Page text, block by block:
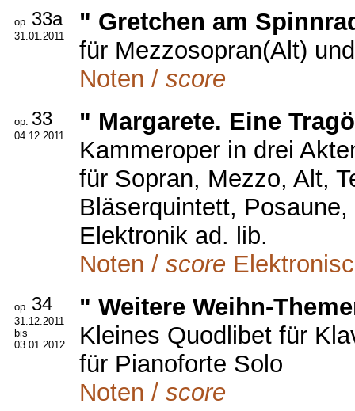
op. 33a
31.01.2011
" Gretchen am
für Mezzosopran(Alt)
Noten / score
op. 33
04.12.2011
" Margarete. Eine
Kammeroper in drei
für Sopran, Mezzo, Alt,
Bläserquintett,
Elektronik ad. lib.
Noten / score
op. 34
31.12.2011
bis
03.01.2012
" Weitere Weihn-
Kleines Quodlibet für
für Pianoforte Solo
Noten / score